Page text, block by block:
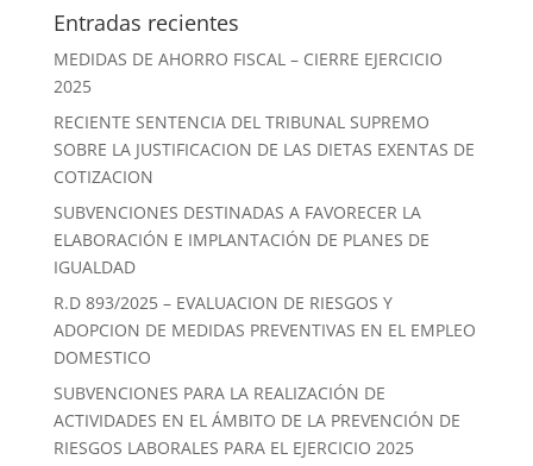
Entradas recientes
MEDIDAS DE AHORRO FISCAL – CIERRE EJERCICIO
2025
RECIENTE SENTENCIA DEL TRIBUNAL SUPREMO
SOBRE LA JUSTIFICACION DE LAS DIETAS EXENTAS DE
COTIZACION
SUBVENCIONES DESTINADAS A FAVORECER LA
ELABORACIÓN E IMPLANTACIÓN DE PLANES DE
IGUALDAD
R.D 893/2025 – EVALUACION DE RIESGOS Y
ADOPCION DE MEDIDAS PREVENTIVAS EN EL EMPLEO
DOMESTICO
SUBVENCIONES PARA LA REALIZACIÓN DE
ACTIVIDADES EN EL ÁMBITO DE LA PREVENCIÓN DE
RIESGOS LABORALES PARA EL EJERCICIO 2025